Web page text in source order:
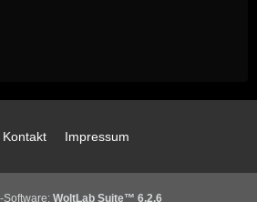
Kontakt Impressum
Software: WoltLab Suite™ 6.2.6